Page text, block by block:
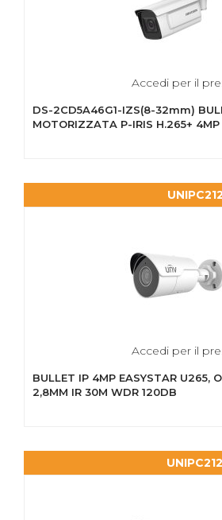
Accedi per il
DS-2CD5A46G1-IZS(8-32mm)
MOTORIZZATA P-IRIS H.265+ 4MP
Accedi per il
BULLET IP 4MP EASYSTAR U265,
2,8MM IR 30M WDR 120DB